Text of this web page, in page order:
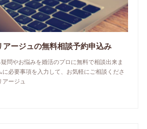
アージュの無料相談予約申込み
問やお悩みを婚活のプロに無料で相談出来ま
必要事項を入力して、お気軽にご相談くださ
ージュ